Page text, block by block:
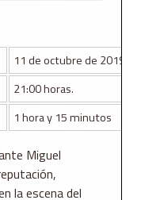
11 de octubre de 2019
21:00 horas.
1 hora y 15 minutos
Miguel
la escena del